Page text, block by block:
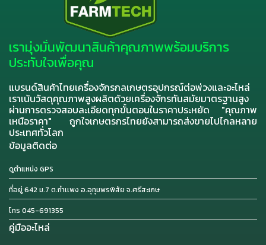
เรามุ่งมั่นพัฒนาสินค้าคุณภาพพร้อมบริการ
ประทับใจเพื่อคุณ
แบรนด์สินค้าไทยเครื่องจักรกลเกษตรอุปกรณ์ต่อพ่วงและอะไหล่
เราเน้นวัสดุคุณภาพสูงผลิตด้วยเครื่องจักรทันสมัยมาตรฐานสูง
ผ่านการตรวจสอบละเอียดทุกขั้นตอนในราคาประหยัด "คุณภาพ
เหนือราคา" ถูกใจเกษตรกรไทยยังสามารถส่งขายไปไกลหลาย
ประเทศทั่วโลก
ข้อมูลติดต่อ
ดูตำแหน่ง GPS
ที่อยู่ 642 ม.7 ต.กำเเพง อ.อุทุมพรพิสัย จ.ศรีสะเกษ
โทร 045-691355
คู่มืออะไหล่